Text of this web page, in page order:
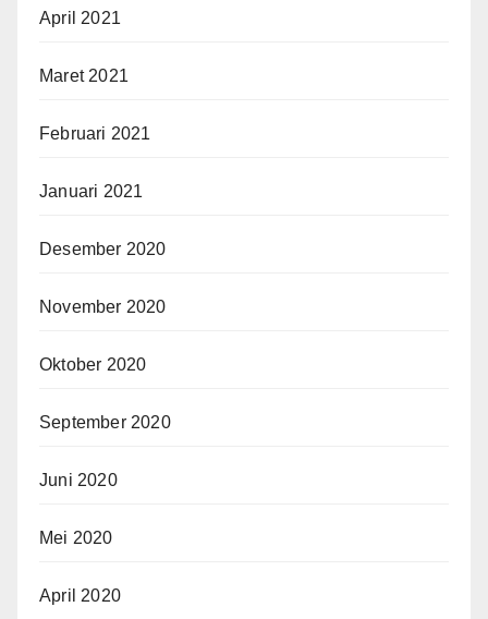
April 2021
Maret 2021
Februari 2021
Januari 2021
Desember 2020
November 2020
Oktober 2020
September 2020
Juni 2020
Mei 2020
April 2020